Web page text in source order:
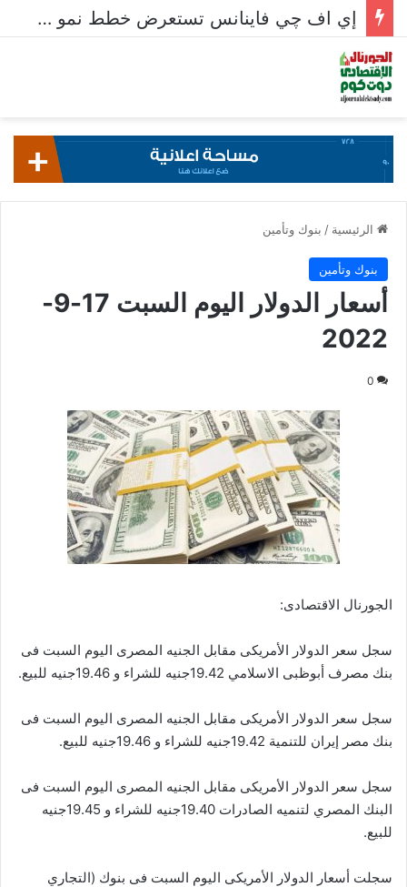
إي اف چي فاينانس تستعرض خطط نمو «بلد» لتعزيز حضورها في سوق تحويلات المصريين بالخارج
الرئيسية / بنوك وتأمين
بنوك وتأمين
أسعار الدولار اليوم السبت 17-9-
2022
0
الجورنال الاقتصادى:
سجل سعر الدولار الأمريكى مقابل الجنيه المصرى اليوم السبت فى
بنك مصرف أبوظبى الاسلامي 19.42جنيه للشراء و 19.46جنيه للبيع.
سجل سعر الدولار الأمريكى مقابل الجنيه المصرى اليوم السبت فى
بنك مصر إيران للتنمية 19.42جنيه للشراء و 19.46جنيه للبيع.
سجل سعر الدولار الأمريكى مقابل الجنيه المصرى اليوم السبت فى
البنك المصري لتنميه الصادرات 19.40جنيه للشراء و 19.45جنيه
للبيع.
سجلت أسعار الدولار الأمريكى اليوم السبت فى بنوك (التجاري